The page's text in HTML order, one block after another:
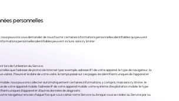
personnelles
nous pouvons vous demander de nous fournir certaines informations personnelles identifiables qui peuvent
personnelles identifiables peuvent inclure, sans s’y limiter :
lors de l’utilisation du Service.
telles que l’adresse de protocole Internet (par exemple, adresse IP) de votre appareil, le type de navigateur, la
visitez, l’heure et la date de votre visite, le temps passé sur ces pages, les identifiants uniques de l’appareil et
nous pouvons collecter automatiquement certaines informations, y compris, mais sans s’y limiter, le
de votre appareil mobile, l’adresse IP de votre appareil mobile, votre système d’exploitation mobile, le type
uniques d’appareil et d’autres données de diagnostic.
navigateur envoie chaque fois que vous visitez notre Service ou lorsque vous accédez au Service par ou